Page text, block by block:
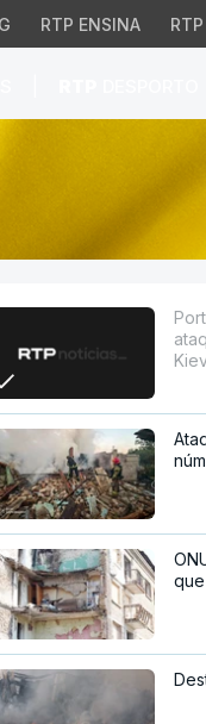
RTP ENSINA
reitera